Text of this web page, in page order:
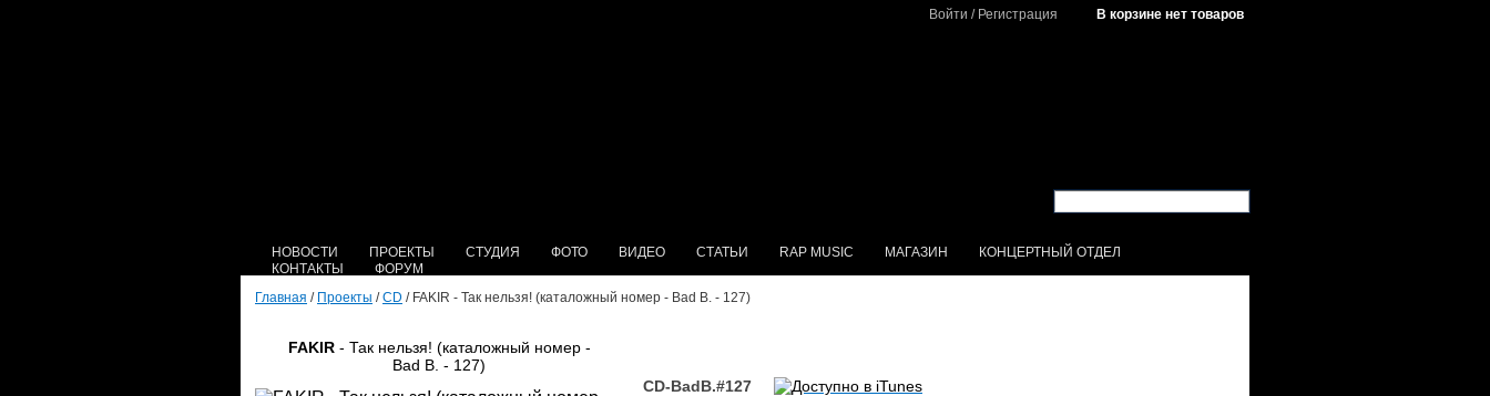
Войти / Регистрация В корзине нет товаров
НОВОСТИ ПРОЕКТЫ СТУДИЯ ФОТО ВИДЕО СТАТЬИ RAP MUSIC МАГАЗИН
КОНЦЕРТНЫЙ ОТДЕЛ
КОНТАКТЫ
ФОРУМ
Главная / Проекты /CD / FAKIR - Так нельзя! (каталожный номер - Bad B. - 127)
FAKIR- Так нельзя! (каталожный номер -
Bad B. - 127)
CD-BadB.#127